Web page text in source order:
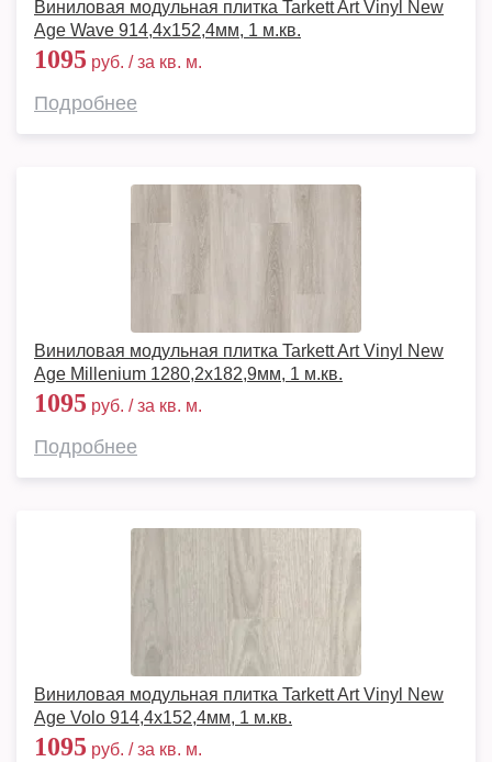
Виниловая модульная плитка Tarkett Art Vinyl New
Age Wave 914,4х152,4мм, 1 м.кв.
1095 руб. / за кв. м.
Подробнее
Виниловая модульная плитка Tarkett Art Vinyl New
Age Millenium 1280,2х182,9мм, 1 м.кв.
1095 руб. / за кв. м.
Подробнее
Виниловая модульная плитка Tarkett Art Vinyl New
Age Volo 914,4х152,4мм, 1 м.кв.
1095 руб. / за кв. м.